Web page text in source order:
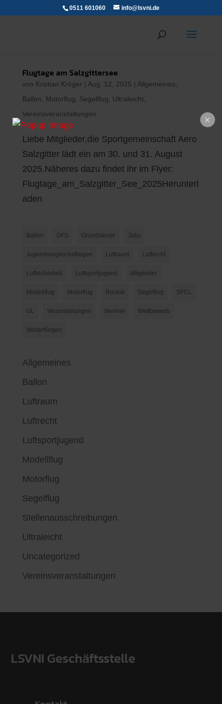
0511 601060 info@lsvni.de
Flugtage am Salzgittersee
von Kristian Kröger | Aug. 12, 2025 | Allgemeines
Ballon
Motorflug Segelflug Ultraleicht
Vereinsveranstaltungen
Liebe Mitglieder,die Sportgemeinschaft Aero
Salzgitter lädt ein am 30. und 31. August
2025.Näheres dazu findet ihr im Flyer:
Flugtage_am_Salzgitter_See_2025Herunterl
aden
Ballon DFS Grundsteuer Jobs
Jugendvergleichsfliegen Luftraum Luftrecht
Luftsicherheit Luftsportjugend Mitglieder
Modellflug Motorflug Rookie Segelflug SFCL
UL Veranstaltungen Vereine Wettbewerb
Winterfliegen
Allgemeines
Ballon
Luftraum
Luftrecht
Luftsportjugend
Modellflug
Motorflug
Segelflug
Stellenausschreibungen
Ultraleicht
Uncategorized
Vereinsveranstaltungen
LSVNI Geschäftsstelle